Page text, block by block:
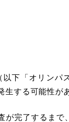
下「オリン
する可能性が
完了するま